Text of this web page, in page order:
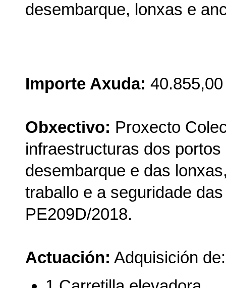
desembarque, lonxas e
Importe Axuda:
Obxectivo: Proxecto
infraestructuras dos
desembarque e das
traballo e a seguridade
PE209D/2018.
Actuación: Adquisición de: